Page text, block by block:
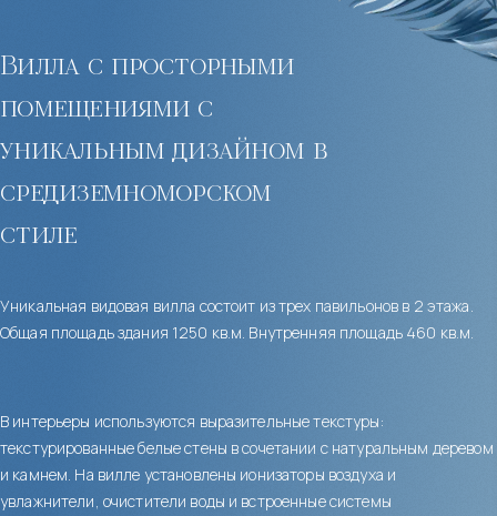
Вилла с просторными
помещениями с
уникальным дизайном в
средиземноморском
стиле
Уникальная видовая вилла состоит из трех павильонов в 2 этажа.
Общая площадь здания 1250 кв.м. Внутренняя площадь 460 кв.м.
В интерьеры используются выразительные текстуры:
текстурированные белые стены в сочетании с натуральным деревом
и камнем. На вилле установлены ионизаторы воздуха и
увлажнители, очистители воды и встроенные системы